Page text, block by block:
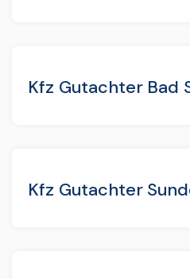
Kfz Gutachter Bad
Kfz Gutachter